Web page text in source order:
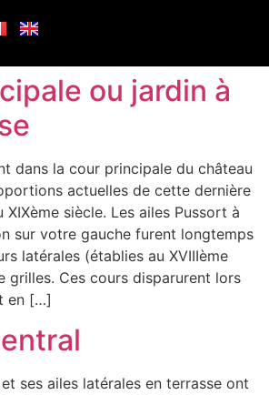
ou jardin à
dans la cour principale du château
actuelles de cette dernière
siècle. Les ailes Pussort à
sur votre gauche furent longtemps
latérales (établies au XVIIIème
grilles. Ces cours disparurent lors
en […]
ses ailes latérales en terrasse ont